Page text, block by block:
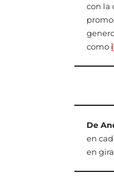
con la
como
De
en
en